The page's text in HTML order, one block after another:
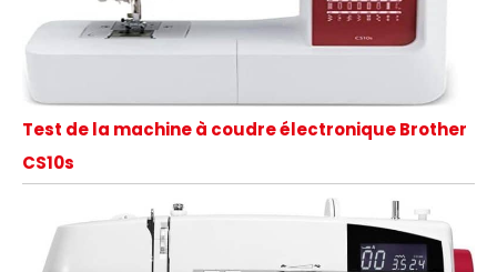
Test de la machine à coudre électronique Brother
CS10s